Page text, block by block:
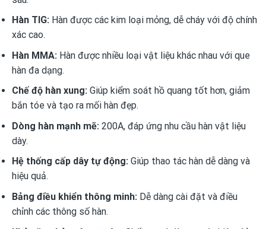
Hàn TIG:Hàn được các kim loại mỏng, dễ cháy với độ chính
xác cao.
Hàn MMA:Hàn được nhiều loại vật liệu khác nhau với que
hàn đa dạng.
Chế độ hàn xung:Giúp kiểm soát hồ quang tốt hơn, giảm
bắn tóe và tạo ra mối hàn đẹp.
Dòng hàn mạnh mẽ:200A, đáp ứng nhu cầu hàn vật liệu
dày.
Hệ thống cấp dây tự động:Giúp thao tác hàn dễ dàng và
hiệu quả.
Bảng điều khiển thông minh:Dễ dàng cài đặt và điều
chỉnh các thông số hàn.